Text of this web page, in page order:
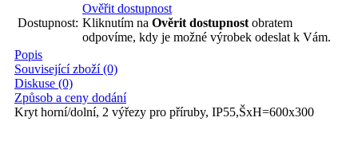
Dostupnost:
Ověřit dostupnost
Kliknutím na Ověrit dostupnost obratem
odpovíme, kdy je možné výrobek odeslat k Vám.
Popis
Související zboží (0)
Diskuse (0)
Způsob a ceny dodání
Kryt horní/dolní, 2 výřezy pro příruby, IP55,ŠxH=600x300